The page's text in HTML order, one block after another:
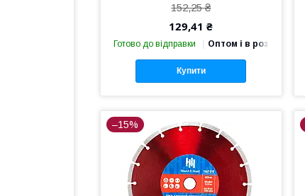
152,25 ₴
129,41 ₴
Готово до відправки Оптом і в роздріб
Купити
–15%